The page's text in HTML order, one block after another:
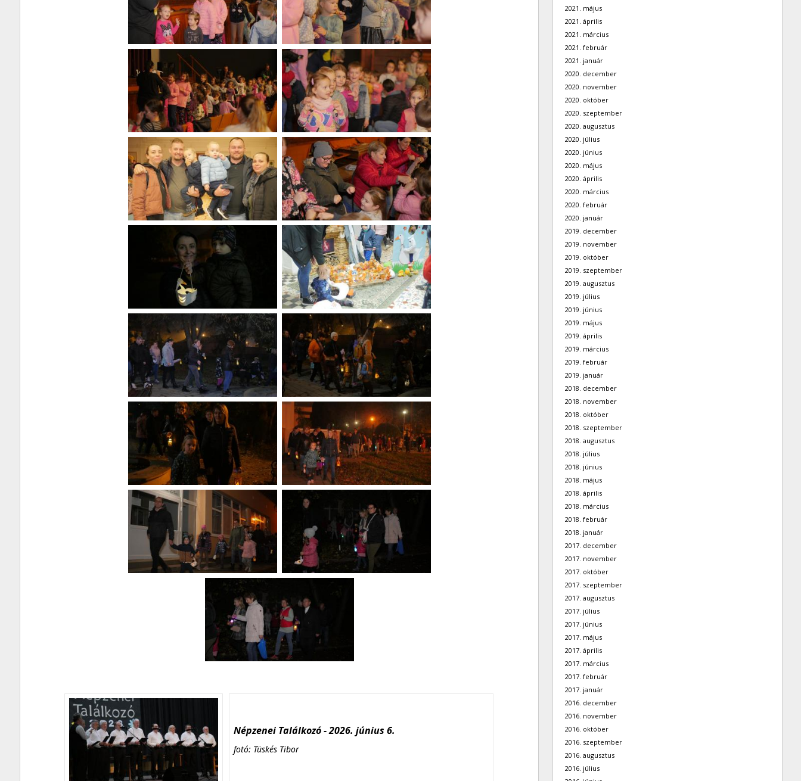
Népzenei Találkozó - 2026. június 6.
fotó: Tüskés Tibor
2021. május
2021. április
2021. március
2021. február
2021. január
2020. december
2020. november
2020. október
2020. szeptember
2020. augusztus
2020. július
2020. június
2020. május
2020. április
2020. március
2020. február
2020. január
2019. december
2019. november
2019. október
2019. szeptember
2019. augusztus
2019. július
2019. június
2019. május
2019. április
2019. március
2019. február
2019. január
2018. december
2018. november
2018. október
2018. szeptember
2018. augusztus
2018. július
2018. június
2018. május
2018. április
2018. március
2018. február
2018. január
2017. december
2017. november
2017. október
2017. szeptember
2017. augusztus
2017. július
2017. június
2017. május
2017. április
2017. március
2017. február
2017. január
2016. december
2016. november
2016. október
2016. szeptember
2016. augusztus
2016. július